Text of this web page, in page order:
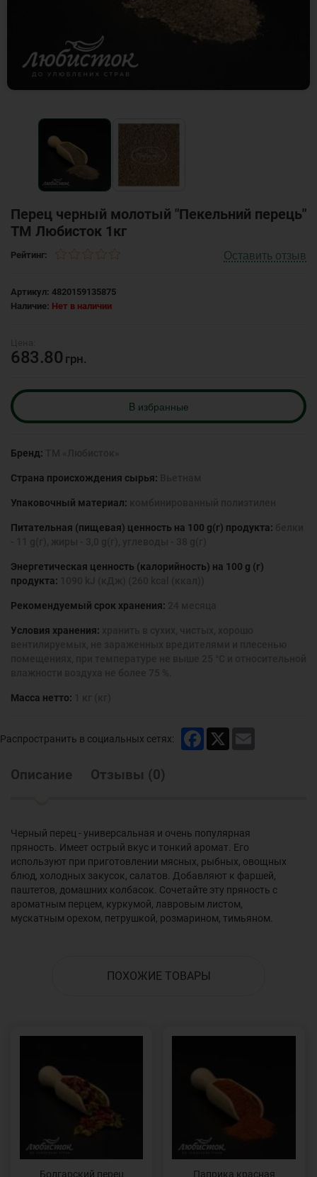
Перец черный молотый "Пекельний перець"
ТМ Любисток 1кг
Рейтинг: Оставить отзыв
Артикул: 4820159135875
Наличие: Нет в наличии
683.80 грн.
B избранные
Бренд:
Страна происхождения сырья:
Упаковочный материал:
Питательная (пищевая) ценность на 100 g(г) продукта:
Энергетическая ценность (калорийность) на 100 g (г)
продукта:
Рекомендуемый срок хранения:
Условия хранения:
Масса нетто:
Распространить в социальных сетях: Facebook
Описание Отзывы (0)
Черный перец - универсальная и очень популярная
пряность. Имеет острый вкус и тонкий аромат. Его
используют при приготовлении мясных, рыбных, овощных
блюд, холодных закусок, салатов. Добавляют к фаршей,
паштетов, домашних колбасок. Сочетайте эту пряность с
ароматным перцем, куркумой, лавровым листом,
мускатным орехом, петрушкой, розмарином, тимьяном.
ПОХОЖИЕ ТОВАРЫ
Болгарский перец
Паприка красная